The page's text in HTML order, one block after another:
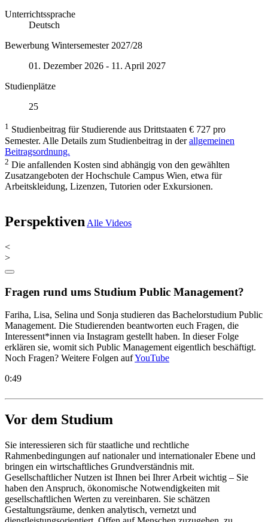
Unterrichtssprache
Deutsch
Bewerbung Wintersemester 2027/28
01. Dezember 2026 - 11. April 2027
Studienplätze
25
1 Studienbeitrag für Studierende aus Drittstaaten € 727 pro
Semester. Alle Details zum Studienbeitrag in derallgemeinen
Beitragsordnung.
2 Die anfallenden Kosten sind abhängig von den gewählten
Zusatzangeboten der Hochschule Campus Wien, etwa für
Arbeitskleidung, Lizenzen, Tutorien oder Exkursionen.
Perspektiven Alle Videos
<
>
Fragen rund ums Studium Public Management?
Fariha, Lisa, Selina und Sonja studieren das Bachelorstudium Public
Management. Die Studierenden beantworten euch Fragen, die
Interessent*innen via Instagram gestellt haben. In dieser Folge
erklären sie, womit sich Public Management eigentlich beschäftigt.
Noch Fragen? Weitere Folgen aufYouTube
0:49
Vor dem Studium
Sie interessieren sich für staatliche und rechtliche
Rahmenbedingungen auf nationaler und internationaler Ebene und
bringen ein wirtschaftliches Grundverständnis mit.
Gesellschaftlicher Nutzen ist Ihnen bei Ihrer Arbeit wichtig – Sie
haben den Anspruch, ökonomische Notwendigkeiten mit
gesellschaftlichen Werten zu vereinbaren. Sie schätzen
Gestaltungsräume, denken analytisch, vernetzt und